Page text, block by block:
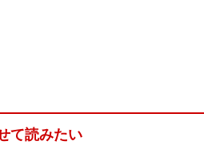
て読みたい